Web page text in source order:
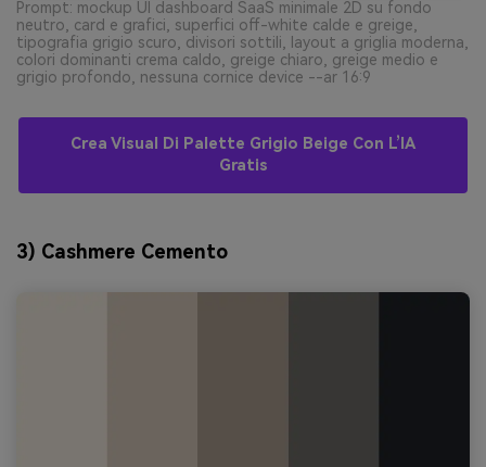
Prompt: mockup UI dashboard SaaS minimale 2D su fondo
neutro, card e grafici, superfici off-white calde e greige,
tipografia grigio scuro, divisori sottili, layout a griglia moderna,
colori dominanti crema caldo, greige chiaro, greige medio e
grigio profondo, nessuna cornice device --ar 16:9
Crea Visual Di Palette Grigio Beige Con L’IA
Gratis
3) Cashmere Cemento